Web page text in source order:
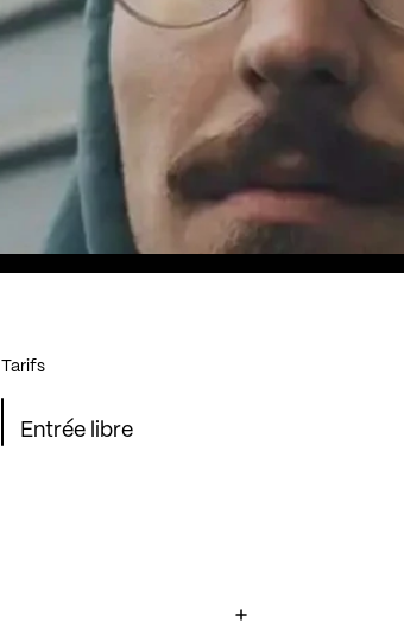
Tarifs
Entrée libre